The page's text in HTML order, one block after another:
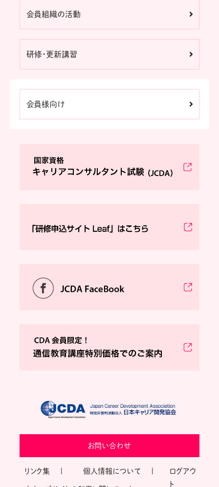
会員組織の活動
研修・更新講習
会員様向け
お問い合わせ
リンク集 個人情報について
ログアウ
ト